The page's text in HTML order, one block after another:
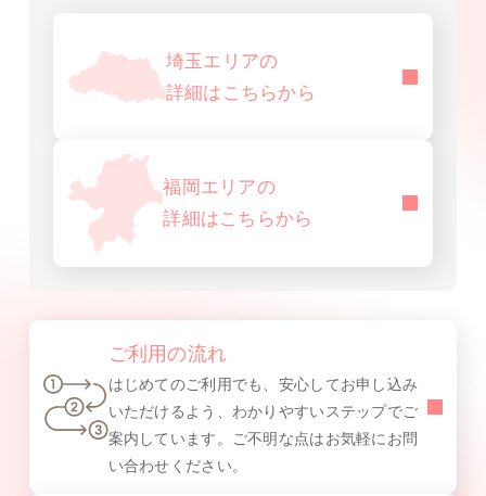
埼玉エリアの
詳細はこちらから
福岡エリアの
詳細はこちらから
ご利用の流れ
はじめてのご利用でも、安心してお申し込み
いただけるよう、わかりやすいステップでご
案内しています。ご不明な点はお気軽にお問
い合わせください。